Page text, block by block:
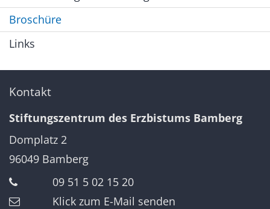
Broschüre
Links
Kontakt
Stiftungszentrum des Erzbistums Bamberg
Domplatz 2
96049 Bamberg
09 51 5 02 15 20
Klick zum E-Mail senden